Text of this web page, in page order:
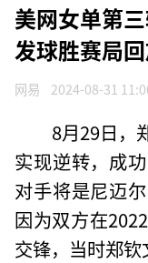
美网女单第
发球胜赛局
网易 2024-08-31
8月29日，
实现逆转，成
对手将是尼迈
因为双方在
交锋，当时郑钦